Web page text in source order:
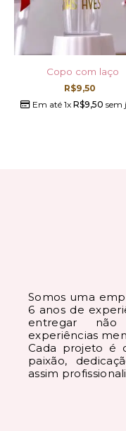
Copo com laço
R$9,50
Em até 1xR$9,50 sem
Somos uma
6 anos de
entregar não
experiências
Cada projeto é
paixão,
assim